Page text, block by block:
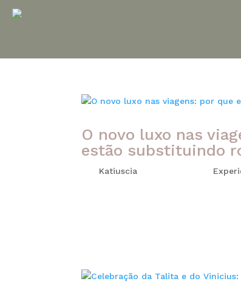
O novo luxo nas
estão substituindo
Katiuscia